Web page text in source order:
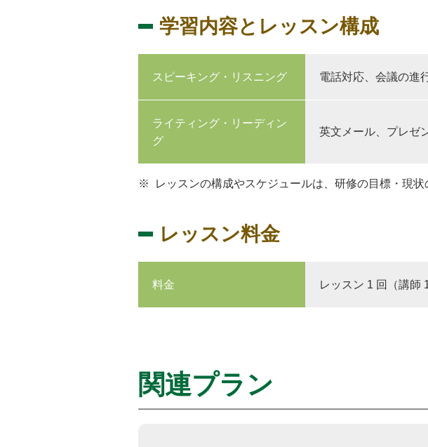
学習内容とレッスン構成
スピーキング・リスニング 電話対応、会議の進
ライティング・リーディン
グ
英文メール、プレゼ
レッスンの構成やスケジュールは、研修の目標・現
レッスン料金
料金 レッスン 1 回（講師
関連プラン